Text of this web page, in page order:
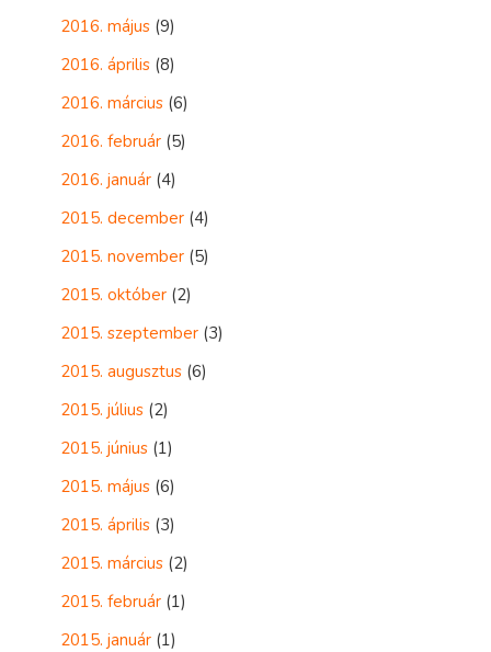
2016. május (9)
2016. április (8)
2016. március (6)
2016. február (5)
2016. január (4)
2015. december (4)
2015. november (5)
2015. október (2)
2015. szeptember (3)
2015. augusztus (6)
2015. július (2)
2015. június (1)
2015. május (6)
2015. április (3)
2015. március (2)
2015. február (1)
2015. január (1)